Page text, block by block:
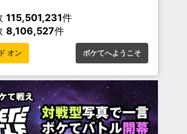
115,501,231件
8,106,527件
オン ボケてへようこそ